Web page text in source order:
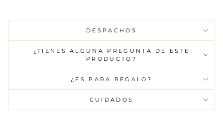
DESPACHOS
¿TIENES ALGUNA PREGUNTA DE ESTE
PRODUCTO?
¿ES PARA REGALO?
CUIDADOS